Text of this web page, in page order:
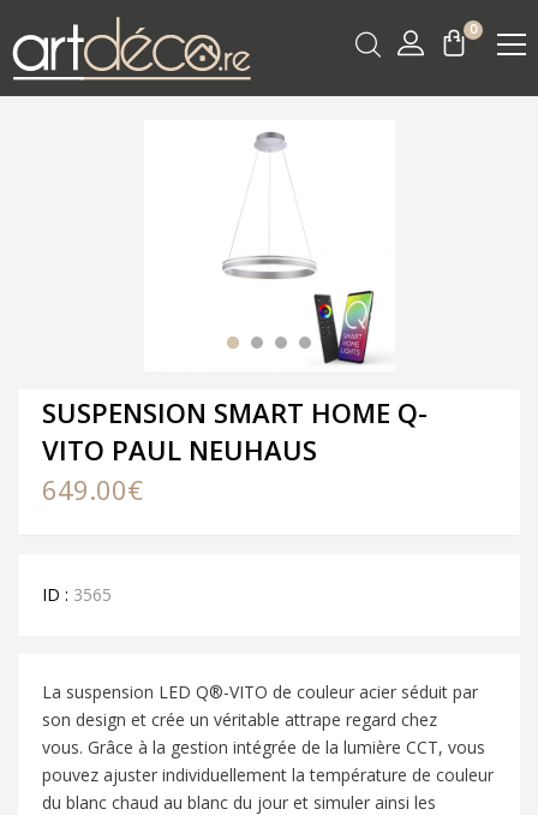
0
SUSPENSION SMART HOME Q-
VITO PAUL NEUHAUS
649.00€
ID : 3565
La suspension LED Q®-VITO de couleur acier séduit par
son design et crée un véritable attrape regard chez
vous. Grâce à la gestion intégrée de la lumière CCT, vous
pouvez ajuster individuellement la température de couleur
du blanc chaud au blanc du jour et simuler ainsi les